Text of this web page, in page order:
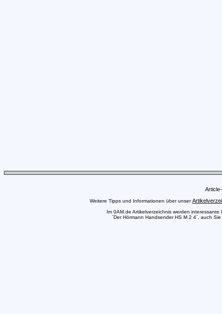
Weitere Tipps und Informationen über unser
Im 0AM.de Artikelverzeichnis werden
`Der Hörmann Handsender HS M 2 4`, auch